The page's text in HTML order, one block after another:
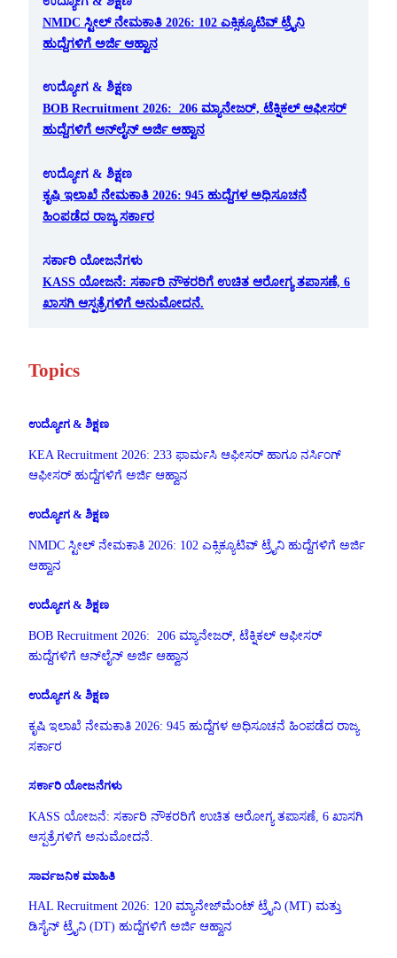
NMDC ಸ್ಟೀಲ್ ನೇಮಕಾತಿ 2026: 102 ಎಕ್ಸಿಕ್ಯೂಟಿವ್ ಟ್ರೈನಿ
ಹುದ್ದೆಗಳಿಗೆ ಅರ್ಜಿ ಆಹ್ವಾನ
ಉದ್ಯೋಗ & ಶಿಕ್ಷಣ
BOB Recruitment 2026: 206 ಮ್ಯಾನೇಜರ್, ಟೆಕ್ನಿಕಲ್ ಆಫೀಸರ್
ಹುದ್ದೆಗಳಿಗೆ ಆನ್‌ಲೈನ್ ಅರ್ಜಿ ಆಹ್ವಾನ
ಉದ್ಯೋಗ & ಶಿಕ್ಷಣ
ಕೃಷಿ ಇಲಾಖೆ ನೇಮಕಾತಿ 2026: 945 ಹುದ್ದೆಗಳ ಅಧಿಸೂಚನೆ
ಹಿಂಪಡೆದ ರಾಜ್ಯ ಸರ್ಕಾರ
ಸರ್ಕಾರಿ ಯೋಜನೆಗಳು
KASS ಯೋಜನೆ: ಸರ್ಕಾರಿ ನೌಕರರಿಗೆ ಉಚಿತ ಆರೋಗ್ಯ ತಪಾಸಣೆ, 6
ಖಾಸಗಿ ಆಸ್ಪತ್ರೆಗಳಿಗೆ ಅನುಮೋದನೆ.
Topics
ಉದ್ಯೋಗ & ಶಿಕ್ಷಣ
KEA Recruitment 2026: 233 ಫಾರ್ಮಸಿ ಆಫೀಸರ್ ಹಾಗೂ ನರ್ಸಿಂಗ್
ಆಫೀಸರ್ ಹುದ್ದೆಗಳಿಗೆ ಅರ್ಜಿ ಆಹ್ವಾನ
ಉದ್ಯೋಗ & ಶಿಕ್ಷಣ
NMDC ಸ್ಟೀಲ್ ನೇಮಕಾತಿ 2026: 102 ಎಕ್ಸಿಕ್ಯೂಟಿವ್ ಟ್ರೈನಿ ಹುದ್ದೆಗಳಿಗೆ ಅರ್ಜಿ
ಆಹ್ವಾನ
ಉದ್ಯೋಗ & ಶಿಕ್ಷಣ
BOB Recruitment 2026: 206 ಮ್ಯಾನೇಜರ್, ಟೆಕ್ನಿಕಲ್ ಆಫೀಸರ್
ಹುದ್ದೆಗಳಿಗೆ ಆನ್‌ಲೈನ್ ಅರ್ಜಿ ಆಹ್ವಾನ
ಉದ್ಯೋಗ & ಶಿಕ್ಷಣ
ಕೃಷಿ ಇಲಾಖೆ ನೇಮಕಾತಿ 2026: 945 ಹುದ್ದೆಗಳ ಅಧಿಸೂಚನೆ ಹಿಂಪಡೆದ ರಾಜ್ಯ
ಸರ್ಕಾರ
ಸರ್ಕಾರಿ ಯೋಜನೆಗಳು
KASS ಯೋಜನೆ: ಸರ್ಕಾರಿ ನೌಕರರಿಗೆ ಉಚಿತ ಆರೋಗ್ಯ ತಪಾಸಣೆ, 6 ಖಾಸಗಿ
ಆಸ್ಪತ್ರೆಗಳಿಗೆ ಅನುಮೋದನೆ.
ಸಾರ್ವಜನಿಕ ಮಾಹಿತಿ
HAL Recruitment 2026: 120 ಮ್ಯಾನೇಜ್‌ಮೆಂಟ್ ಟ್ರೈನಿ (MT) ಮತ್ತು
ಡಿಸೈನ್ ಟ್ರೈನಿ (DT) ಹುದ್ದೆಗಳಿಗೆ ಅರ್ಜಿ ಆಹ್ವಾನ